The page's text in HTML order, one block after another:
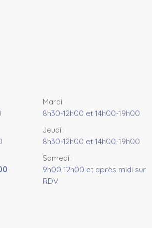
Mardi :
8h30-12h00 et 14h00-19h00
Jeudi :
8h30-12h00 et 14h00-19h00
Samedi :
9h00 12h00 et après midi sur
RDV